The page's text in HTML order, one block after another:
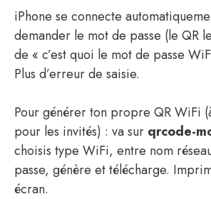
iPhone se connecte
demander le mot de passe (le QR
de « c’est quoi le mot de passe
Plus d’erreur de saisie.
Pour générer ton propre QR WiFi
pour les invités) : va sur qrcode-
choisis type WiFi, entre nom
passe, génère et télécharge.
écran.